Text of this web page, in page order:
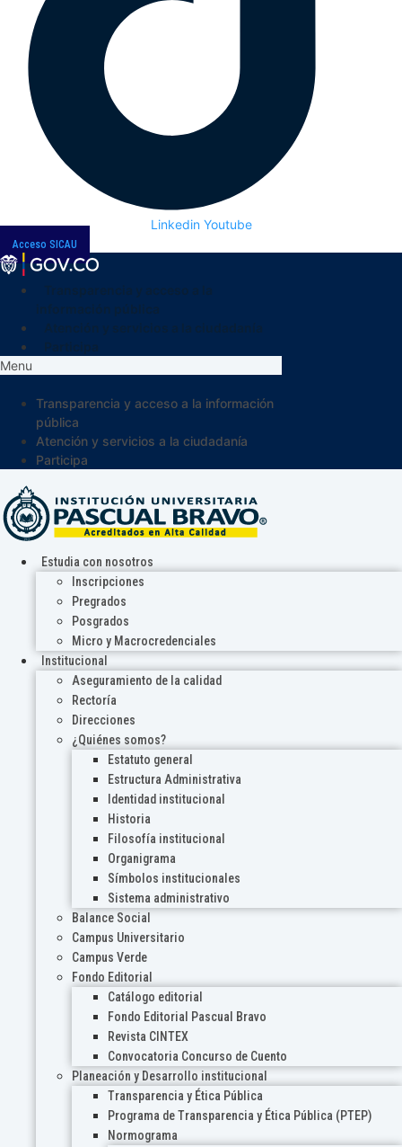
Linkedin Youtube
Acceso SICAU
Menu
Transparencia y acceso a la información
pública
Atención y servicios a la ciudadanía
Participa
Estudia con nosotros
Inscripciones
Pregrados
Posgrados
Micro y Macrocredenciales
Institucional
Aseguramiento de la calidad
Rectoría
Direcciones
¿Quiénes somos?
Estatuto general
Estructura Administrativa
Identidad institucional
Historia
Filosofía institucional
Organigrama
Símbolos institucionales
Sistema administrativo
Balance Social
Campus Universitario
Campus Verde
Fondo Editorial
Catálogo editorial
Fondo Editorial Pascual Bravo
Revista CINTEX
Convocatoria Concurso de Cuento
Planeación y Desarrollo institucional
Transparencia y Ética Pública
Programa de Transparencia y Ética Pública (PTEP)
Normograma